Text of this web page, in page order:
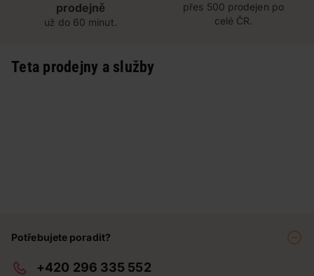
prodejně
už do 60 minut.
přes 500 prodejen po
celé ČR.
Teta prodejny a služby
Potřebujete poradit?
+420 296 335 552